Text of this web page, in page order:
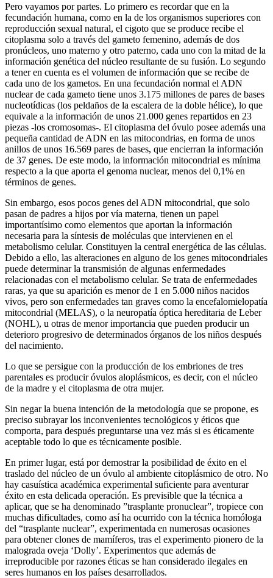
Pero vayamos por partes. Lo primero es recordar que en la
fecundación humana, como en la de los organismos superiores con
reproducción sexual natural, el cigoto que se produce recibe el
citoplasma solo a través del gameto femenino, además de dos
pronúcleos, uno materno y otro paterno, cada uno con la mitad de la
información genética del núcleo resultante de su fusión. Lo segundo
a tener en cuenta es el volumen de información que se recibe de
cada uno de los gametos. En una fecundación normal el ADN
nuclear de cada gameto tiene unos 3.175 millones de pares de bases
nucleotídicas (los peldaños de la escalera de la doble hélice), lo que
equivale a la información de unos 21.000 genes repartidos en 23
piezas -los cromosomas-. El citoplasma del óvulo posee además una
pequeña cantidad de ADN en las mitocondrias, en forma de unos
anillos de unos 16.569 pares de bases, que encierran la información
de 37 genes. De este modo, la información mitocondrial es mínima
respecto a la que aporta el genoma nuclear, menos del 0,1% en
términos de genes.
Sin embargo, esos pocos genes del ADN mitocondrial, que solo
pasan de padres a hijos por vía materna, tienen un papel
importantísimo como elementos que aportan la información
necesaria para la síntesis de moléculas que intervienen en el
metabolismo celular. Constituyen la central energética de las células.
Debido a ello, las alteraciones en alguno de los genes mitocondriales
puede determinar la transmisión de algunas enfermedades
relacionadas con el metabolismo celular. Se trata de enfermedades
raras, ya que su aparición es menor de 1 en 5.000 niños nacidos
vivos, pero son enfermedades tan graves como la encefalomielopatía
mitocondrial (MELAS), o la neuropatía óptica hereditaria de Leber
(NOHL), u otras de menor importancia que pueden producir un
deterioro progresivo de determinados órganos de los niños después
del nacimiento.
Lo que se persigue con la producción de los embriones de tres
parentales es producir óvulos aloplásmicos, es decir, con el núcleo
de la madre y el citoplasma de otra mujer.
Sin negar la buena intención de la metodología que se propone, es
preciso subrayar los inconvenientes tecnológicos y éticos que
comporta, para después preguntarse una vez más si es éticamente
aceptable todo lo que es técnicamente posible.
En primer lugar, está por demostrar la posibilidad de éxito en el
traslado del núcleo de un óvulo al ambiente citoplásmico de otro. No
hay casuística académica experimental suficiente para aventurar
éxito en esta delicada operación. Es previsible que la técnica a
aplicar, que se ha denominado ”trasplante pronuclear”, tropiece con
muchas dificultades, como así ha ocurrido con la técnica homóloga
del “trasplante nuclear”, experimentada en numerosas ocasiones
para obtener clones de mamíferos, tras el experimento pionero de la
malograda oveja ‘Dolly’. Experimentos que además de
irreproducible por razones éticas se han considerado ilegales en
seres humanos en los países desarrollados.